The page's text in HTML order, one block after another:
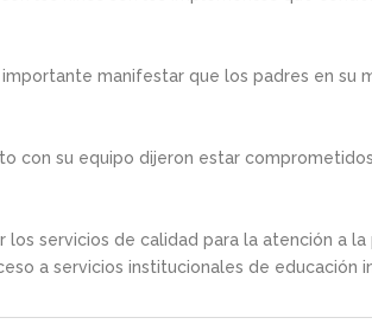
manifestar que los padres en su
con su equipo dijeron estar
servicios de calidad para la atención a
a servicios institucionales de educación